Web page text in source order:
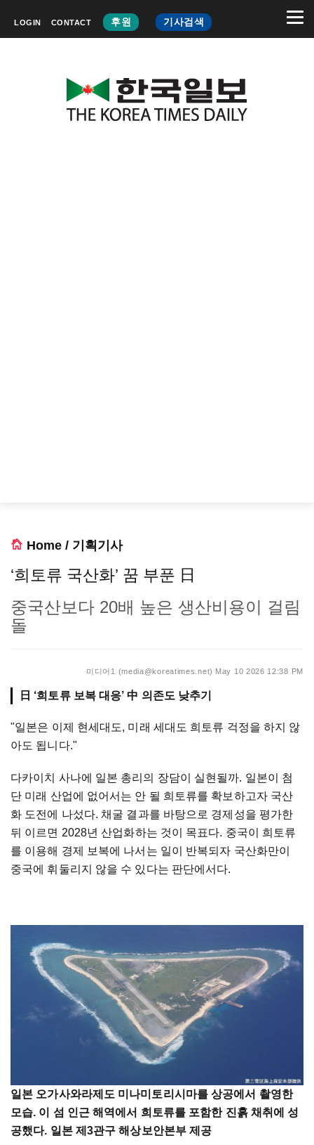
LOGIN CONTACT 후원 기사검색
Home / 기획기사
‘희토류 국산화’ 꿈 부푼 日
중국산보다 20배 높은 생산비용이 걸림
돌
미디어1 (media@koreatimes.net) May 10 2026 12:38 PM
日 ‘희토류 보복 대응’ 中 의존도 낮추기
"일본은 이제 현세대도, 미래 세대도 희토류 걱정을 하지 않
아도 됩니다."
다카이치 사나에 일본 총리의 장담이 실현될까. 일본이 첨
단 미래 산업에 없어서는 안 될 희토류를 확보하고자 국산
화 도전에 나섰다. 채굴 결과를 바탕으로 경제성을 평가한
뒤 이르면 2028년 산업화하는 것이 목표다. 중국이 희토류
를 이용해 경제 보복에 나서는 일이 반복되자 국산화만이
중국에 휘둘리지 않을 수 있다는 판단에서다.
일본 오가사와라제도 미나미토리시마를 상공에서 촬영한
모습. 이 섬 인근 해역에서 희토류를 포함한 진흙 채취에 성
공했다. 일본 제3관구 해상보안본부 제공